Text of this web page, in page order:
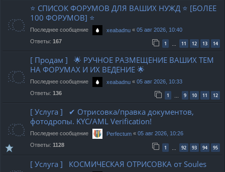
⭐ СПИСОК ФОРУМОВ ДЛЯ ВАШИХ НУЖД ⭐ [БОЛЕЕ
100 ФОРУМОВ] ⭐
Последнее сообщение xeabadnu « 05 авг 2026, 10:40
Ответы: 167 1 … 11 12 13 14
[ Продам ] 🌟 РУЧНОЕ РАЗМЕЩЕНИЕ ВАШИХ ТЕМ
НА ФОРУМАХ И ИХ ВЕДЕНИЕ 🌟
Последнее сообщение xeabadnu « 05 авг 2026, 10:33
Ответы: 136 1 … 9 10 11 12
[ Услуга ] ✔ Отрисовка/правка документов,
фотодропы. KYC/AML Verification!
Последнее сообщение Perfectum « 05 авг 2026, 10:26
Ответы: 1128 1 92 93 94 95
[ Услуга ] КОСМИЧЕСКАЯ ОТРИСОВКА от Soules